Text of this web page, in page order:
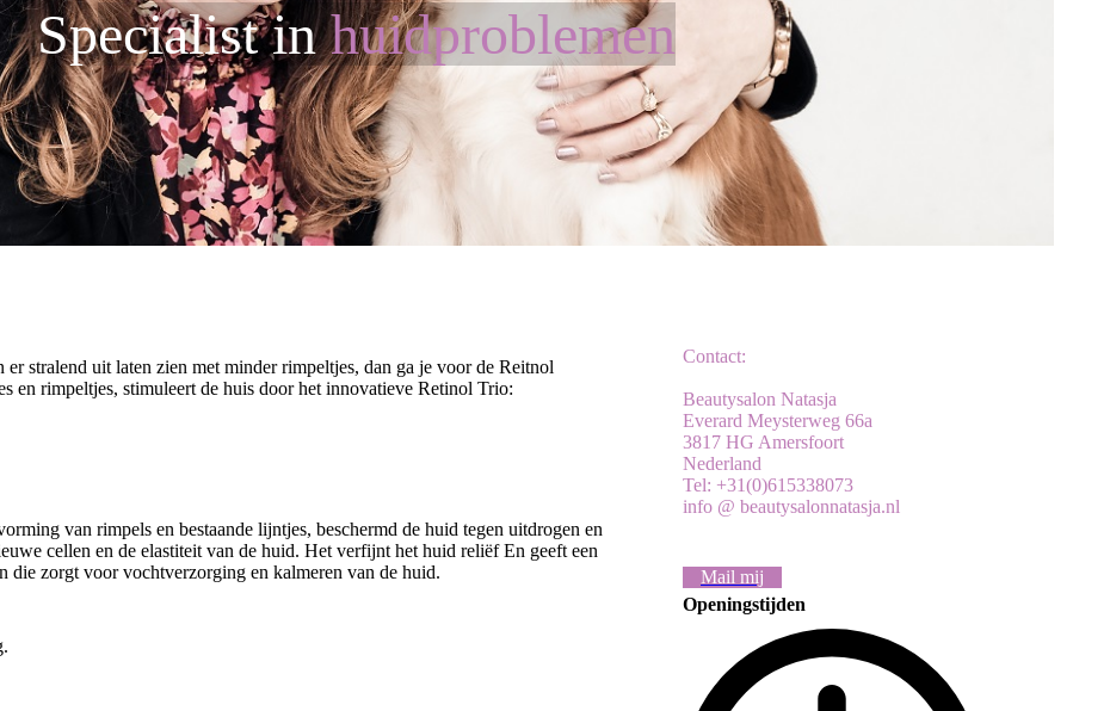
Specialist inhuidproblemen
stralend uit laten zien met minder rimpeltjes, dan ga je voor de Reitnol
en rimpeltjes, stimuleert de huis door het innovatieve Retinol Trio:
van rimpels en bestaande lijntjes, beschermd de huid tegen uitdrogen en
cellen en de elastiteit van de huid. Het verfijnt het huid reliëf En geeft een
zorgt voor vochtverzorging en kalmeren van de huid.
Contact:
Beautysalon Natasja
Everard Meysterweg 66a
3817 HG Amersfoort
Nederland
Tel: +31(0)615338073
info @ beautysalonnatasja.nl
Mail mij
Openingstijden